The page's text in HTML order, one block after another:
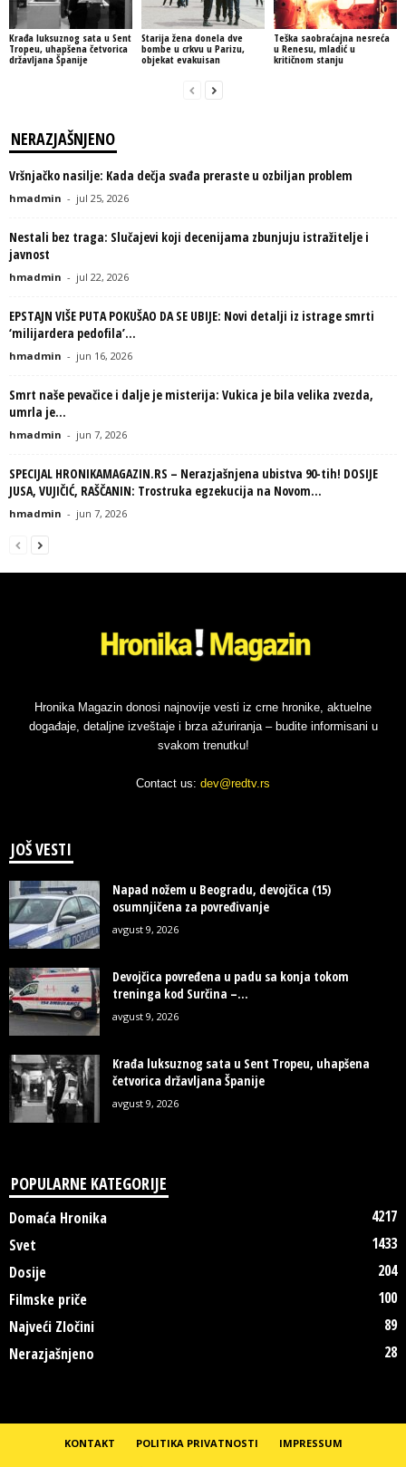
Krađa luksuznog sata u Sent
Tropeu, uhapšena četvorica
državljana Španije
Starija žena donela dve
bombe u crkvu u Parizu,
objekat evakuisan
Teška saobraćajna nesreća
u Renesu, mladić u
kritičnom stanju
NERAZJAŠNJENO
Vršnjačko nasilje: Kada dečja svađa preraste u ozbiljan problem
hmadmin - jul 25, 2026
Nestali bez traga: Slučajevi koji decenijama zbunjuju istražitelje i
javnost
hmadmin - jul 22, 2026
EPSTAJN VIŠE PUTA POKUŠAO DA SE UBIJE: Novi detalji iz istrage smrti
‘milijardera pedofila’...
hmadmin - jun 16, 2026
Smrt naše pevačice i dalje je misterija: Vukica je bila velika zvezda,
umrla je...
hmadmin - jun 7, 2026
SPECIJAL HRONIKAMAGAZIN.RS – Nerazjašnjena ubistva 90-tih! DOSIJE
JUSA, VUJIČIĆ, RAŠČANIN: Trostruka egzekucija na Novom...
hmadmin - jun 7, 2026
Hronika Magazin donosi najnovije vesti iz crne hronike, aktuelne
događaje, detaljne izveštaje i brza ažuriranja – budite informisani u
svakom trenutku!
Contact us: dev@redtv.rs
JOŠ VESTI
Napad nožem u Beogradu, devojčica (15)
osumnjičena za povređivanje
avgust 9, 2026
Devojčica povređena u padu sa konja tokom
treninga kod Surčina –...
avgust 9, 2026
Krađa luksuznog sata u Sent Tropeu, uhapšena
četvorica državljana Španije
avgust 9, 2026
POPULARNE KATEGORIJE
Domaća Hronika
4217
Svet
1433
Dosije
204
Filmske priče
100
Najveći Zločini
89
Nerazjašnjeno
28
KONTAKT POLITIKA PRIVATNOSTI
IMPRESSUM